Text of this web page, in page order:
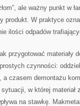
ale ważny punkt w
produkt. W praktyce
ilości odpadów
przygotować materiały
czynności:
a czasem demontażu
w której materiał
na stawkę.